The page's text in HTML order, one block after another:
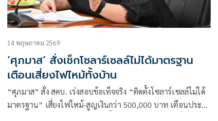
14 พฤษภาคม 2569
‘ศุภมาส’ สั่งเช็กโซลาร์เซลล์ไม่ได้มาตรฐาน
เตือนเสี่ยงไฟไหม้ทั้งบ้าน
“ศุภมาส” สั่ง สคบ. เร่งสอบข้อเท็จจริง “ติดตั้งโซลาร์เซลล์ไม่ได้
มาตรฐาน” เสี่ยงไฟไหม้-สูญเงินกว่า 500,000 บาท เตือนประชา